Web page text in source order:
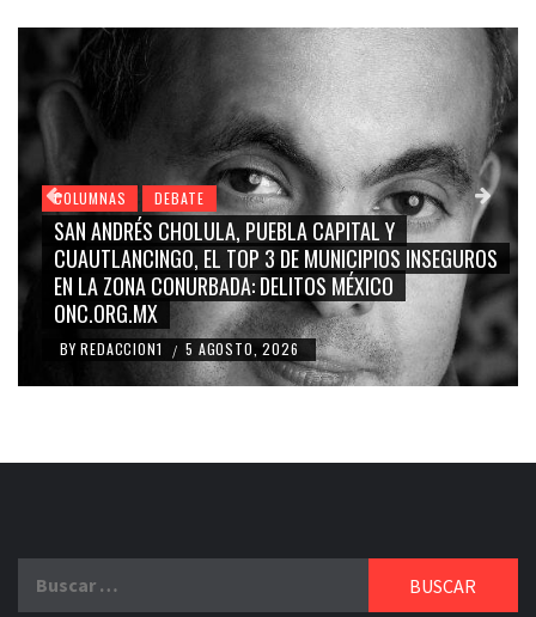
COLUMNAS DEBATE
SAN ANDRÉS CHOLULA, PUEBLA CAPITAL Y
CUAUTLANCINGO, EL TOP 3 DE MUNICIPIOS INSEGUROS
EN LA ZONA CONURBADA: DELITOS MÉXICO
ONC.ORG.MX
REDACCION1 / 5 AGOSTO, 2026 BY